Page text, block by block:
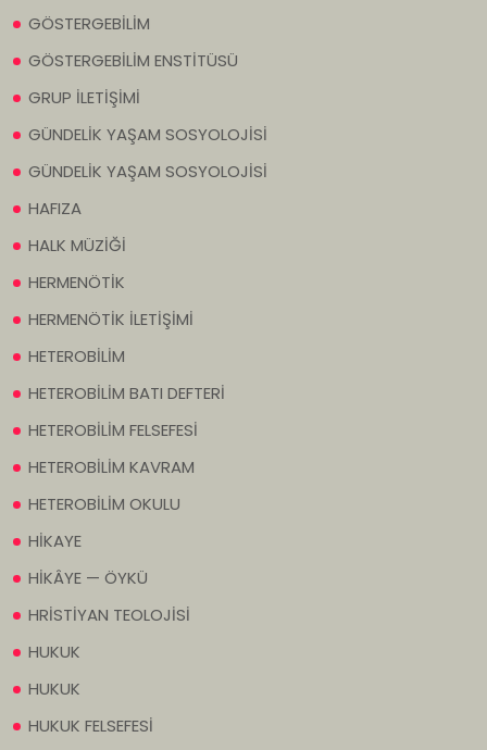
GÖSTERGEBİLİM
GÖSTERGEBİLİM ENSTİTÜSÜ
GRUP İLETİŞİMİ
GÜNDELİK YAŞAM SOSYOLOJİSİ
GÜNDELİK YAŞAM SOSYOLOJİSİ
HAFIZA
HALK MÜZİĞİ
HERMENÖTİK
HERMENÖTİK İLETİŞİMİ
HETEROBİLİM
HETEROBİLİM BATI DEFTERİ
HETEROBİLİM FELSEFESİ
HETEROBİLİM KAVRAM
HETEROBİLİM OKULU
HİKAYE
HİKÂYE — ÖYKÜ
HRİSTİYAN TEOLOJİSİ
HUKUK
HUKUK
HUKUK FELSEFESİ